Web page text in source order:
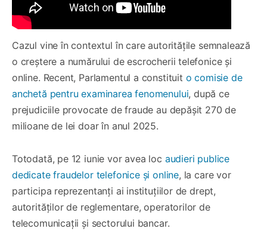
Cazul vine în contextul în care autoritățile semnalează
o creștere a numărului de escrocherii telefonice și
online. Recent, Parlamentul a constituit o comisie de
anchetă pentru examinarea fenomenului, după ce
prejudiciile provocate de fraude au depășit 270 de
milioane de lei doar în anul 2025.
Totodată, pe 12 iunie vor avea loc audieri publice
dedicate fraudelor telefonice și online, la care vor
participa reprezentanți ai instituțiilor de drept,
autorităților de reglementare, operatorilor de
telecomunicații și sectorului bancar.